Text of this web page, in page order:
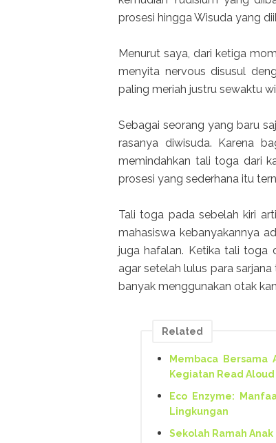
prosesi hingga Wisuda yang
Menurut saya, dari ketiga
menyita nervous disusul
paling meriah justru sewaktu
Sebagai seorang yang baru
rasanya diwisuda. Karena
memindahkan tali toga dari
prosesi yang sederhana itu
Tali toga pada sebelah kiri
mahasiswa kebanyakannya
juga hafalan. Ketika tali toga
agar setelah lulus para
banyak menggunakan otak
Related
Membaca Bersama
Kegiatan Read Aloud
Eco Enzyme:
Lingkungan
Sekolah Ramah